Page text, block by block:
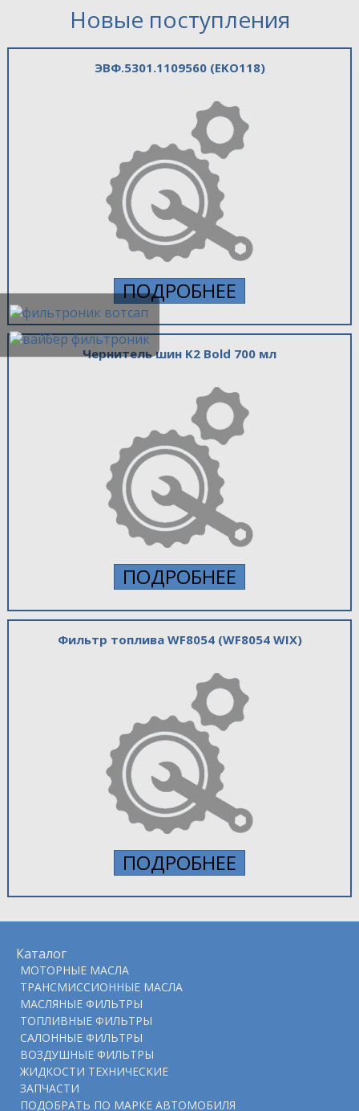
Новые поступления
ЭВФ.5301.1109560 (EKO118)
ПОДРОБНЕЕ
Чернитель шин K2 Bold 700 мл
ПОДРОБНЕЕ
Фильтр топлива WF8054 (WF8054 WIX)
ПОДРОБНЕЕ
Каталог
МОТОРНЫЕ МАСЛА
ТРАНСМИССИОННЫЕ МАСЛА
МАСЛЯНЫЕ ФИЛЬТРЫ
ТОПЛИВНЫЕ ФИЛЬТРЫ
САЛОННЫЕ ФИЛЬТРЫ
ВОЗДУШНЫЕ ФИЛЬТРЫ
ЖИДКОСТИ ТЕХНИЧЕСКИЕ
ЗАПЧАСТИ
ПОДOБРАТЬ ПО МАРКЕ АВТОМОБИЛЯ